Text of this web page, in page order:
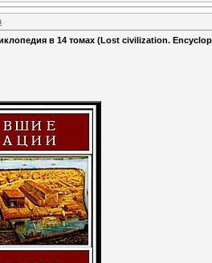
в 14 томах (Lost civilization.